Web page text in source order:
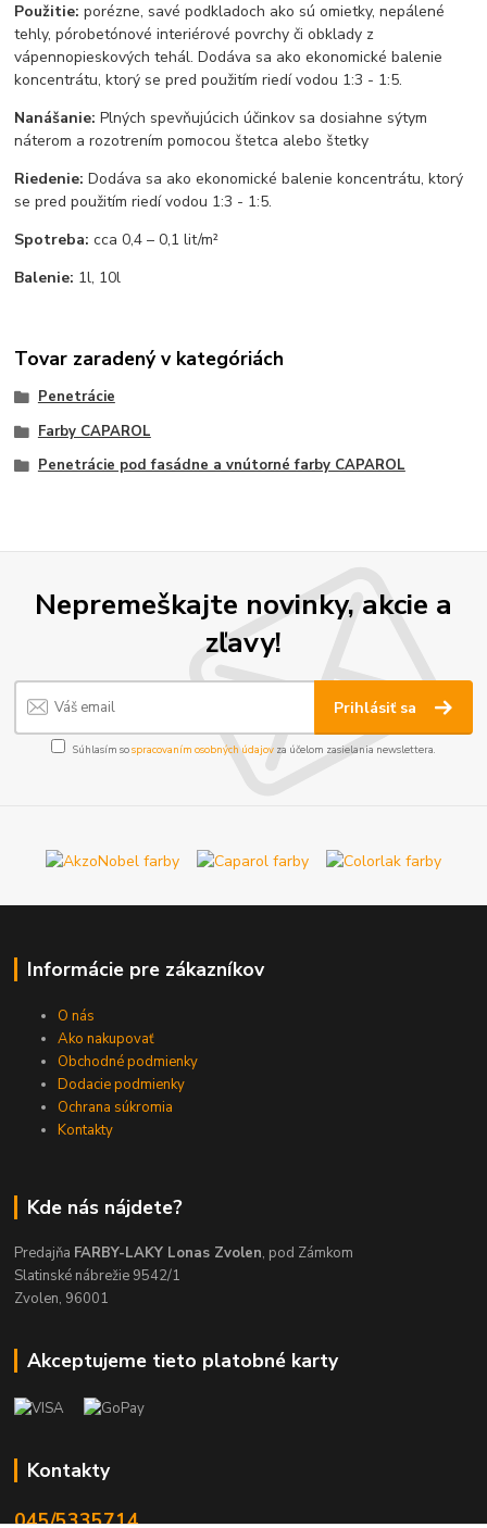
Použitie: porézne, savé podkladoch ako sú omietky, nepálené
tehly, pórobetónové interiérové povrchy či obklady z
vápennopieskových tehál. Dodáva sa ako ekonomické balenie
koncentrátu, ktorý se pred použitím riedí vodou 1:3 - 1:5.
Nanášanie: Plných spevňujúcich účinkov sa dosiahne sýtym
náterom a rozotrením pomocou štetca alebo štetky
Riedenie: Dodáva sa ako ekonomické balenie koncentrátu, ktorý
se pred použitím riedí vodou 1:3 - 1:5.
Spotreba:cca 0,4 – 0,1 lit/m²
Balenie: 1l, 10l
Tovar zaradený v kategóriách
Penetrácie
Farby CAPAROL
Penetrácie pod fasádne a vnútorné farby CAPAROL
Nepremeškajte novinky, akcie a
zľavy!
Prihlásiť sa
Súhlasím sospracovaním osobných údajov za účelom zasielania newslettera.
Informácie pre zákazníkov
O nás
Ako nakupovať
Obchodné podmienky
Dodacie podmienky
Ochrana súkromia
Kontakty
Kde nás nájdete?
Predajňa FARBY-LAKY Lonas Zvolen, pod Zámkom
Slatinské nábrežie 9542/1
Zvolen, 96001
Akceptujeme tieto platobné karty
Kontakty
045/5335714